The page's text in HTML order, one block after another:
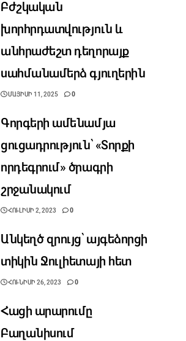
Բժշկական
խորհրդատվություն և
անհրաժեշտ դեղորայք
սահմանամերձ գյուղերին
ՄԱՅԻՍԻ 11, 2025 0
Գորգերի ամենամյա
ցուցադրություն՝ «Տորքի
որդեգրում» ծրագրի
շրջանակում
ՀՈՒԼԻՍԻ 2, 2023 0
Անկեղծ զրույց՝ այգեձորցի
տիկին Ջուլիետայի հետ
ՀՈՒՆԻՍԻ 26, 2023 0
Հացի արարումը
Բաղանիսում